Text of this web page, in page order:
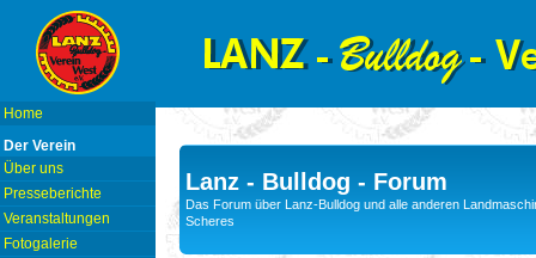
Home
Der Verein
Über uns
Presseberichte
Veranstaltungen
Fotogalerie
Lanz - Bulldog - Forum
Das Forum über Lanz-Bulldog und alle anderen
Scheres